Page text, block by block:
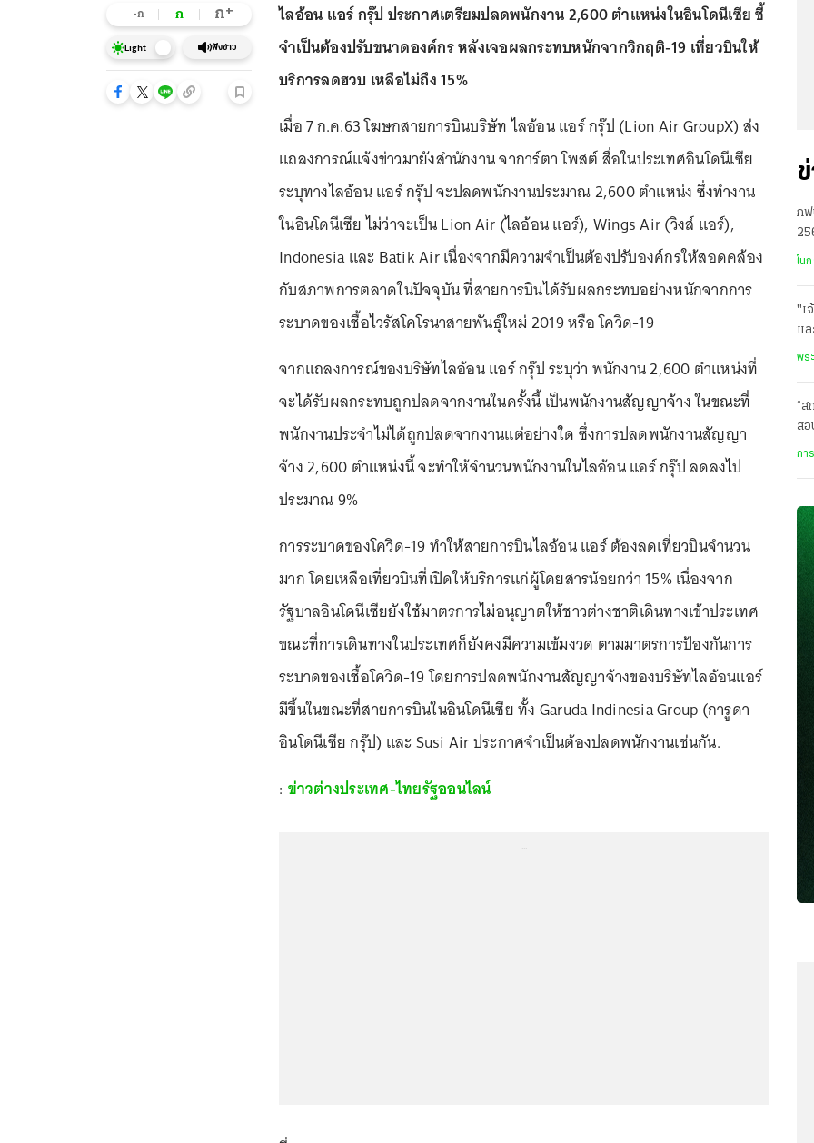
-ก ก ก+
Light ฟังข่าว
ไลอ้อน แอร์ กรุ๊ป ประกาศเตรียมปลดพนักงาน 2,600 ตำแหน่งในอินโดนีเซีย ชี้
จำเป็นต้องปรับขนาดองค์กร หลังเจอผลกระทบหนักจากวิกฤติ-19 เที่ยวบินให้
บริการลดฮวบ เหลือไม่ถึง 15%
เมื่อ 7 ก.ค.63 โฆษกสายการบินบริษัท ไลอ้อน แอร์ กรุ๊ป (Lion Air GroupX) ส่ง
แถลงการณ์แจ้งข่าวมายังสำนักงาน จาการ์ตา โพสต์ สื่อในประเทศอินโดนีเซีย
ระบุทางไลอ้อน แอร์ กรุ๊ป จะปลดพนักงานประมาณ 2,600 ตำแหน่ง ซึ่งทำงาน
ในอินโดนีเซีย ไม่ว่าจะเป็น Lion Air (ไลอ้อน แอร์), Wings Air (วิงส์ แอร์),
Indonesia และ Batik Air เนื่องจากมีความจำเป็นต้องปรับองค์กรให้สอดคล้อง
กับสภาพการตลาดในปัจจุบัน ที่สายการบินได้รับผลกระทบอย่างหนักจากการ
ระบาดของเชื้อไวรัสโคโรนาสายพันธุ์ใหม่ 2019 หรือ โควิด-19
จากแถลงการณ์ของบริษัทไลอ้อน แอร์ กรุ๊ป ระบุว่า พนักงาน 2,600 ตำแหน่งที่
จะได้รับผลกระทบถูกปลดจากงานในครั้งนี้ เป็นพนักงานสัญญาจ้าง ในขณะที่
พนักงานประจำไม่ได้ถูกปลดจากงานแต่อย่างใด ซึ่งการปลดพนักงานสัญญา
จ้าง 2,600 ตำแหน่งนี้ จะทำให้จำนวนพนักงานในไลอ้อน แอร์ กรุ๊ป ลดลงไป
ประมาณ 9%
การระบาดของโควิด-19 ทำให้สายการบินไลอ้อน แอร์ ต้องลดเที่ยวบินจำนวน
มาก โดยเหลือเที่ยวบินที่เปิดให้บริการแก่ผู้โดยสารน้อยกว่า 15% เนื่องจาก
รัฐบาลอินโดนีเซียยังใช้มาตรการไม่อนุญาตให้ชาวต่างชาติเดินทางเข้าประเทศ
ขณะที่การเดินทางในประเทศก็ยังคงมีความเข้มงวด ตามมาตรการป้องกันการ
ระบาดของเชื้อโควิด-19 โดยการปลดพนักงานสัญญาจ้างของบริษัทไลอ้อนแอร์
มีขึ้นในขณะที่สายการบินในอินโดนีเซีย ทั้ง Garuda Indinesia Group (การูดา
อินโดนีเซีย กรุ๊ป) และ Susi Air ประกาศจำเป็นต้องปลดพนักงานเช่นกัน.
: ข่าวต่างประเทศ-ไทยรัฐออนไลน์
กฟ
สมุ
ใน
"เ
แล
พร
“ส
สอ
กา